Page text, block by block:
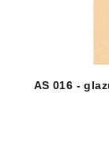
AS 016 -